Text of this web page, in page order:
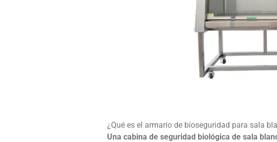
¿Qué es el armario de bioseguridad para sala
Una cabina de seguridad biológica de sala